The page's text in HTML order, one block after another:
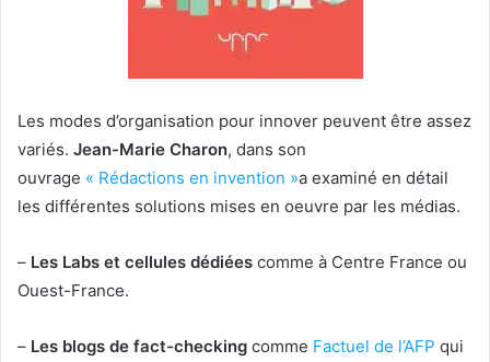
Les modes d’organisation pour innover peuvent être assez
variés. Jean-Marie Charon, dans son
ouvrage « Rédactions en invention »a examiné en détail
les différentes solutions mises en oeuvre par les médias.
– Les Labs et cellules dédiées comme à Centre France ou
Ouest-France.
– Les blogs de fact-checking comme Factuel de l’AFP qui